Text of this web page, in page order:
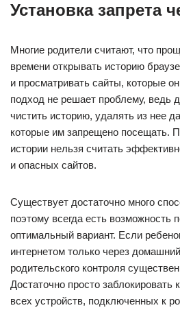
Установка запрета
Многие родители считают, что
времени открывать историю
и просматривать сайты, которые
подход не решает проблему, ведь
чистить историю, удалять из нее
которые им запрещено посещать.
истории нельзя считать
и опасных сайтов.
Существует достаточно много
поэтому всегда есть возможность
оптимальный вариант. Если
интернетом только через
родительского контроля
Достаточно просто заблокировать
всех устройств, подключенных к